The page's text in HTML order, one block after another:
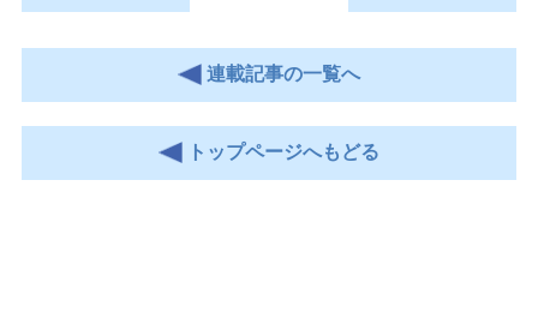
連載記事の一覧へ
トップページへもどる